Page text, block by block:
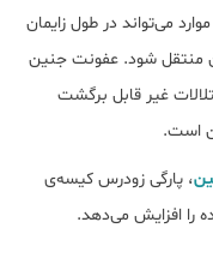
می‌تواند در طول زایمان
منتقل شود. عفونت جنین
غیر قابل برگشت
است.
، پارگی زودرس کیسه‌‌ی
را افزایش می‌دهد.